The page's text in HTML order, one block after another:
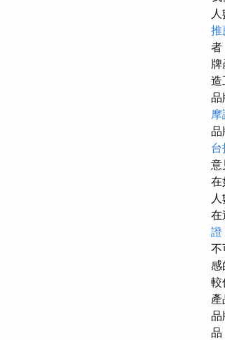
推
者
造
品
品
台
意
在
在
證
不
感
較
品
品